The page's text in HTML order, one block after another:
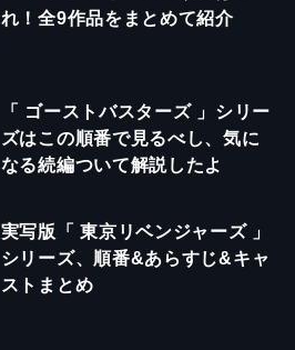
れ！全9作品をまとめて紹介
「 ゴーストバスターズ 」シリー
ズはこの順番で見るべし、気に
なる続編ついて解説したよ
実写版「 東京リベンジャーズ 」
シリーズ、順番&あらすじ&キャ
ストまとめ